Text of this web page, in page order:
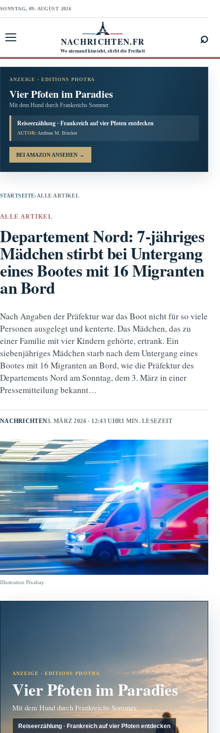
SONNTAG, 09. AUGUST 2026
NACHRICHTEN.FR
Wo niemand hinsieht, stirbt die Freiheit
⌕
ANZEIGE · EDITIONS PHOTRA
Vier Pfoten im Paradies
Mit dem Hund durch Frankreichs Sommer.
Reiseerzählung · Frankreich auf vier Pfoten entdecken
AUTOR: Andreas M. Brucker
BEI AMAZON ANSEHEN →
STARTSEITE› ALLE ARTIKEL
ALLE ARTIKEL
Departement Nord: 7-jähriges
Mädchen stirbt bei Untergang
eines Bootes mit 16 Migranten
an Bord
Nach Angaben der Präfektur war das Boot nicht für so viele
Personen ausgelegt und kenterte. Das Mädchen, das zu
einer Familie mit vier Kindern gehörte, ertrank. Ein
siebenjähriges Mädchen starb nach dem Untergang eines
Bootes mit 16 Migranten an Bord, wie die Präfektur des
Departements Nord am Sonntag, dem 3. März in einer
Pressemitteilung bekannt…
NACHRICHTEN3. MÄRZ 2024 · 12:43 UHR1 MIN. LESEZEIT
Illustration Pixabay
ANZEIGE · EDITIONS PHOTRA
Vier Pfoten im Paradies
Mit dem Hund durch Frankreichs Sommer.
Reiseerzählung · Frankreich auf vier Pfoten entdecken